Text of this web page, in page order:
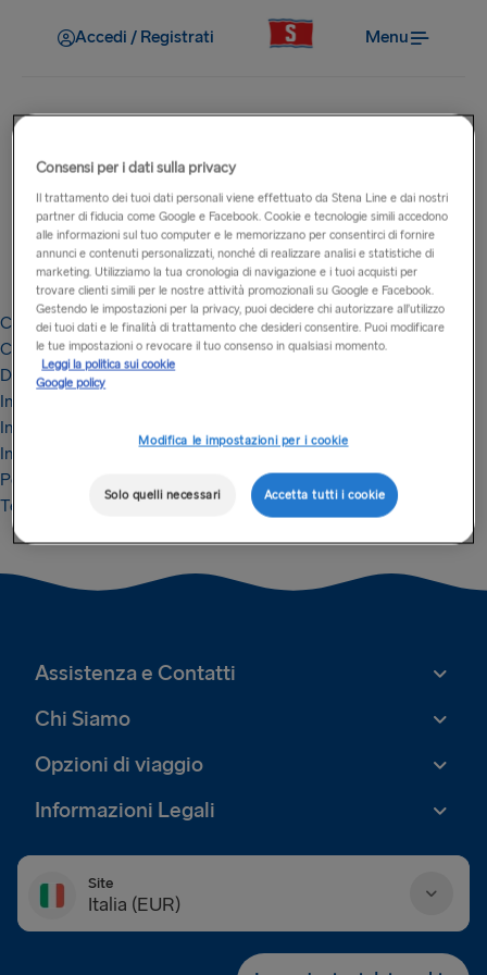
Accedi / Registrati Menu
Note legali
I termini e le condizioni indicati in questa sezione sono
importanti e pensati per la vostra e la nostra tutela. Vi
preghiamo di leggerli con attenzione.
Codice di condotta
Condizioni generali di contratto del Club Fedeltà Stena MORE
Dichiarazione di Accessibilità
Informativa sui cookie
Informativa sulla privacy
Informativa sulla privacy del Club fedeltà
Politica CCTV
Terms of Business
Assistenza e Contatti
Chi Siamo
Opzioni di viaggio
Informazioni Legali
Site
Italia (EUR)
Consensi per i dati sulla privacy
Il trattamento dei tuoi dati personali viene effettuato da Stena Line e dai nostri
partner di fiducia come Google e Facebook. Cookie e tecnologie simili accedono
alle informazioni sul tuo computer e le memorizzano per consentirci di fornire
annunci e contenuti personalizzati, nonché di realizzare analisi e statistiche di
marketing. Utilizziamo la tua cronologia di navigazione e i tuoi acquisti per
trovare clienti simili per le nostre attività promozionali su Google e Facebook.
Gestendo le impostazioni per la privacy, puoi decidere chi autorizzare all’utilizzo
dei tuoi dati e le finalità di trattamento che desideri consentire. Puoi modificare
le tue impostazioni o revocare il tuo consenso in qualsiasi momento.
Leggi la politica sui cookie
Google policy
Modifica le impostazioni per i cookie
Solo quelli necessari Accetta tutti i cookie